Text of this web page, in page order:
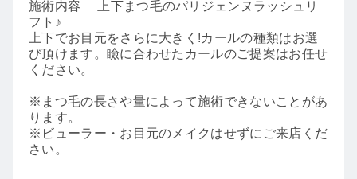
施術内容
上下まつ毛のパリジェンヌラッシュリ
フト♪
上下でお目元をさらに大きく!カールの種類はお選
び頂けます。瞼に合わせたカールのご提案はお任せ
ください。
※まつ毛の長さや量によって施術できないことがあ
ります。
※ビューラー・お目元のメイクはせずにご来店くだ
さい。